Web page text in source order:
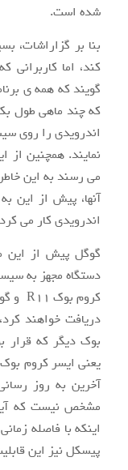
شده است.
بنا بر گزاراشات،
کند، اما کاربرانی
گویند که همه ی
که چند ماهی طول
اندرویدی را روی
نمایند. همچنین
می رسند به این
آنها، پیش از این
اندرویدی کار می
گوگل پیش از این
دستگاه مجهز به
دریافت خواهند
بوک دیگر که قرار
آخرین به روز
مشخص نیست که
اینکه با فاصله
پیسکل نیز این